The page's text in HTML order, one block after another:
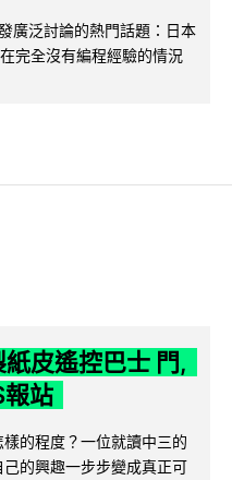
廣泛討論的熱門話題：日本
完全沒有編程經驗的情況
皮遙控巴士 門,
站
的程度？一位就讀中三的
的興趣一步步變成真正可